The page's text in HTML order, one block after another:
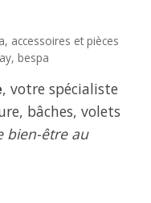
accessoires et pièces
bespa
, votre spécialiste
bâches, volets
bien-être au